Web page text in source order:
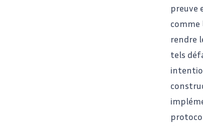
preuve
comme
rendre
tels